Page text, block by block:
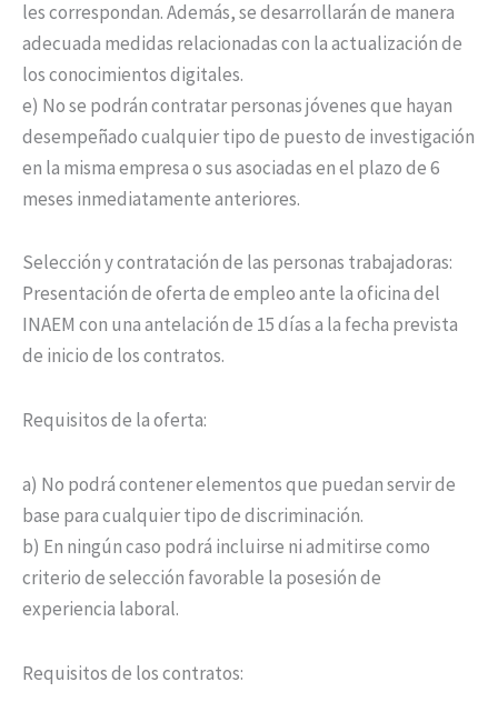
les correspondan. Además, se desarrollarán de manera
adecuada medidas relacionadas con la actualización de
los conocimientos digitales.
e) No se podrán contratar personas jóvenes que hayan
desempeñado cualquier tipo de puesto de investigación
en la misma empresa o sus asociadas en el plazo de 6
meses inmediatamente anteriores.
Selección y contratación de las personas trabajadoras:
Presentación de oferta de empleo ante la oficina del
INAEM con una antelación de 15 días a la fecha prevista
de inicio de los contratos.
Requisitos de la oferta:
a) No podrá contener elementos que puedan servir de
base para cualquier tipo de discriminación.
b) En ningún caso podrá incluirse ni admitirse como
criterio de selección favorable la posesión de
experiencia laboral.
Requisitos de los contratos: